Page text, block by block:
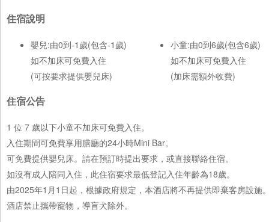
住宿說明
嬰兒:由0到-1歲(包含-1歲)
如不加床可免費入住
(可按要求提供嬰兒床)
小童:由0到6歲(包含6歲)
如不加床可免費入住
(加床需額外收費)
住宿公告
1 位 7 歲以下小童不加床可免費入住。
入住期間可免費享用膳廳的24小時Mini Bar。
可免費提供嬰兒床。請在預訂時提出要求，或直接聯絡住宿。
如沒有成人陪同入住，此住宿要求最低登記入住年齡為18歲。
由2025年1月1日起，根據政府規定，本酒店將不再提供即棄客房設
酒店禁止攜帶寵物，導盲犬除外。